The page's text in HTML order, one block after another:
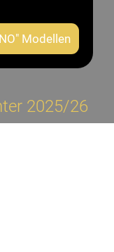
Modellen
2025/26